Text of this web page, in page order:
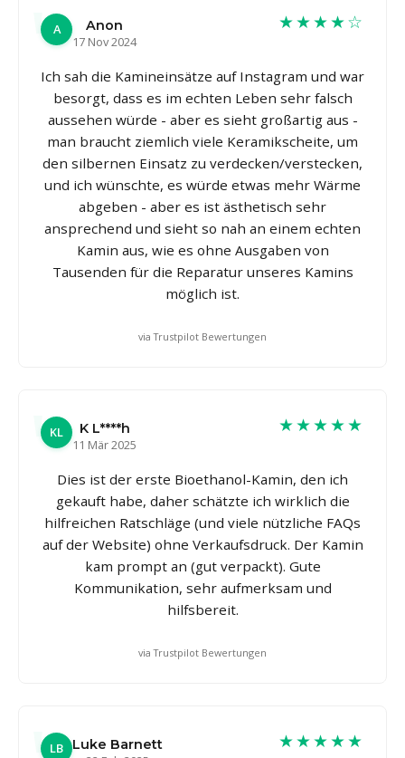
A
Anon
17 Nov 2024
★★★★☆
Ich sah die Kamineinsätze auf Instagram und war
besorgt, dass es im echten Leben sehr falsch
aussehen würde - aber es sieht großartig aus -
man braucht ziemlich viele Keramikscheite, um
den silbernen Einsatz zu verdecken/verstecken,
und ich wünschte, es würde etwas mehr Wärme
abgeben - aber es ist ästhetisch sehr
ansprechend und sieht so nah an einem echten
Kamin aus, wie es ohne Ausgaben von
Tausenden für die Reparatur unseres Kamins
möglich ist.
via Trustpilot Bewertungen
KL
K L****h
11 Mär 2025
★★★★★
Dies ist der erste Bioethanol-Kamin, den ich
gekauft habe, daher schätzte ich wirklich die
hilfreichen Ratschläge (und viele nützliche FAQs
auf der Website) ohne Verkaufsdruck. Der Kamin
kam prompt an (gut verpackt). Gute
Kommunikation, sehr aufmerksam und
hilfsbereit.
via Trustpilot Bewertungen
LB
Luke Barnett
★★★★★